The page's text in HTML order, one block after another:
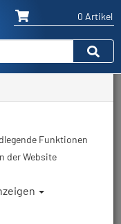
0 Artikel
Funktionen
der Website